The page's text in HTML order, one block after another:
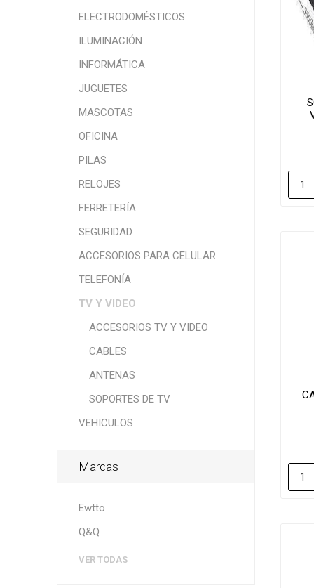
ELECTRODOMÉSTICOS
ILUMINACIÓN
INFORMÁTICA
JUGUETES
MASCOTAS
OFICINA
PILAS
RELOJES
FERRETERÍA
SEGURIDAD
ACCESORIOS PARA CELULAR
TELEFONÍA
TV Y VIDEO
ACCESORIOS TV Y VIDEO
CABLES
ANTENAS
SOPORTES DE TV
VEHICULOS
Marcas
Ewtto
Q&Q
VER TODAS